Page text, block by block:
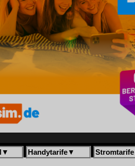
▼ Handytarife▼ Stromtarife